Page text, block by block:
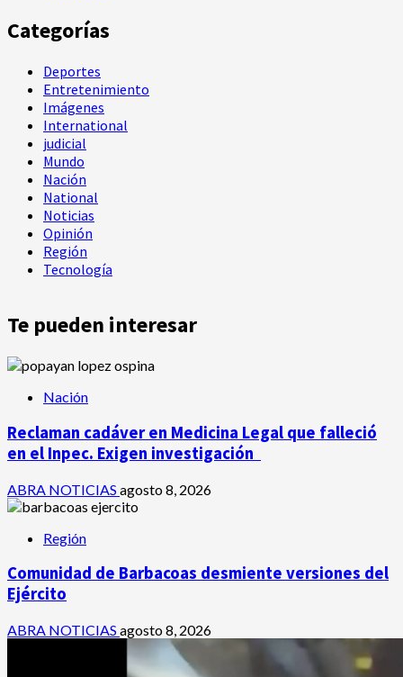
Categorías
Deportes
Entretenimiento
Imágenes
International
judicial
Mundo
Nación
National
Noticias
Opinión
Región
Tecnología
Te pueden interesar
Nación
Reclaman cadáver en Medicina Legal que falleció
en el Inpec. Exigen investigación
ABRA NOTICIAS agosto 8, 2026
Región
Comunidad de Barbacoas desmiente versiones del
Ejército
ABRA NOTICIAS agosto 8, 2026